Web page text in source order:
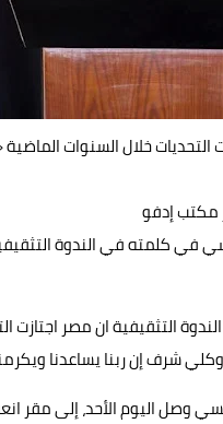
مكتب إدفو
في كلمته في الندوة
التثقيفية ان مصر اجتازت
شرف إن ربنا يساعدنا